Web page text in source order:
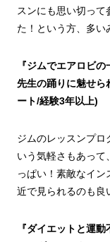
スンにも思い切っ
た！という方、多い
『ジムでエアロビ
先生の踊りに魅せら
ート/経験3年以上)
ジムのレッスンプロ
いう気軽さもあって
っぱい！素敵なイ
近で見られるのも良
『ダイエットと運